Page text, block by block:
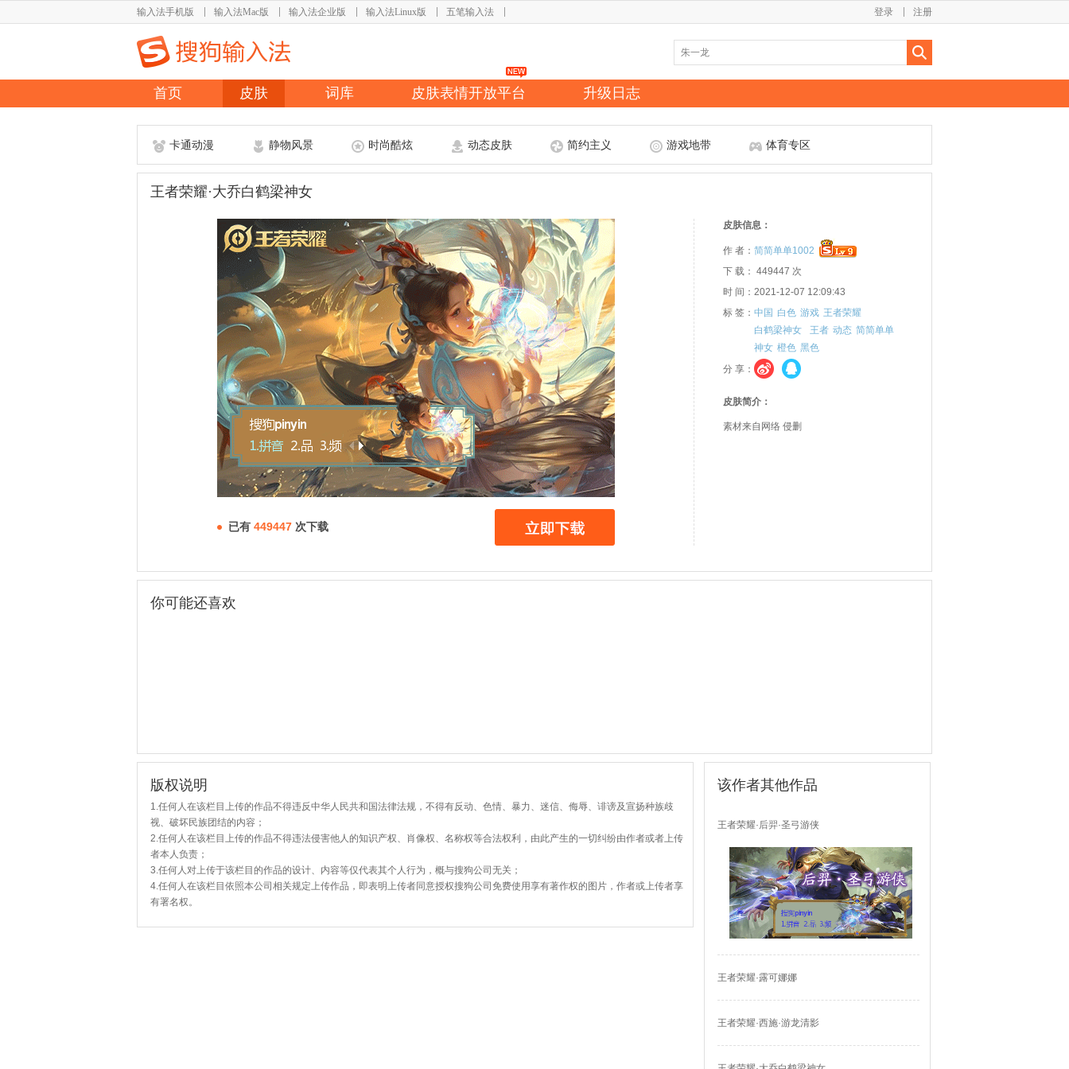
输入法手机版 输入法Mac版 输入法企业版 输入法Linux版 五笔输入法 注册
登录
首页 皮肤 词库 皮肤表情开放平台 升级日志
卡通动漫 静物风景 时尚酷炫 动态皮肤 简约主义 游戏地带 体育专区
王者荣耀·大乔白鹤梁神女
已有 449447 次下载
皮肤信息：
作 者： 简简单单1002
下 载： 449447 次
时 间：2021-12-07 12:09:43
标 签： 中国 白色 游戏 王者荣耀
白鹤梁神女
王者 动态 简简单单
神女 橙色 黑色
分 享：
皮肤简介：
素材来自网络 侵删
你可能还喜欢
版权说明
1.任何人在该栏目上传的作品不得违反中华人民共和国法律法规，不得有反动、色情、暴力、迷信、侮辱、诽谤及宣扬种族歧
视、破坏民族团结的内容；
2.任何人在该栏目上传的作品不得违法侵害他人的知识产权、肖像权、名称权等合法权利，由此产生的一切纠纷由作者或者上传
者本人负责；
3.任何人对上传于该栏目的作品的设计、内容等仅代表其个人行为，概与搜狗公司无关；
4.任何人在该栏目依照本公司相关规定上传作品，即表明上传者同意授权搜狗公司免费使用享有著作权的图片，作者或上传者享
有署名权。
该作者其他作品
王者荣耀·后羿·圣弓游侠
王者荣耀·露可娜娜
王者荣耀·西施·游龙清影